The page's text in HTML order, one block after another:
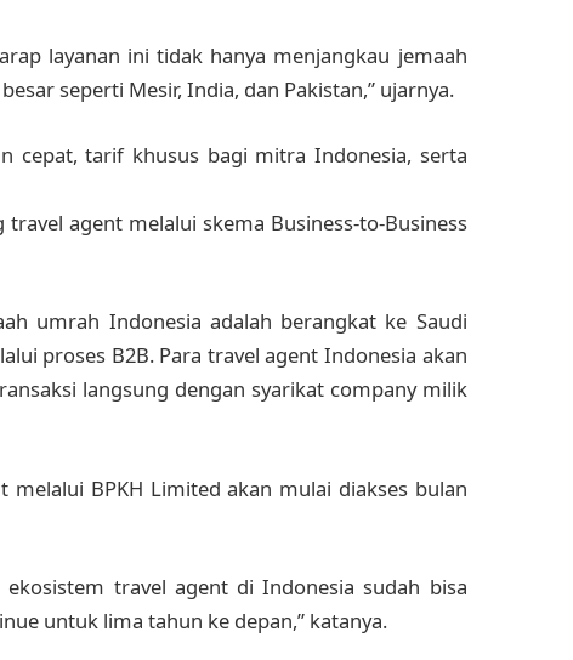
layanan ini tidak hanya menjangkau jemaah
seperti Mesir, India, dan Pakistan,” ujarnya.
cepat, tarif khusus bagi mitra Indonesia, serta
agent melalui skema Business-to-Business
umrah Indonesia adalah berangkat ke Saudi
proses B2B. Para travel agent Indonesia akan
langsung dengan syarikat company milik
BPKH Limited akan mulai diakses bulan
travel agent di Indonesia sudah bisa
untuk lima tahun ke depan,” katanya.